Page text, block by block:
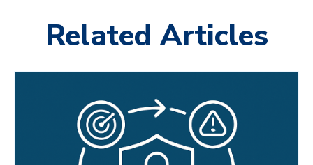
Related Articles